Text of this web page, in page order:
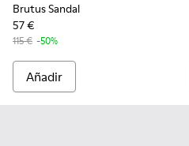
Brutus Sandal
57 €
115 € -50%
Añadir